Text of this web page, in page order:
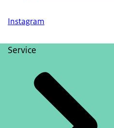
Instagram
Service